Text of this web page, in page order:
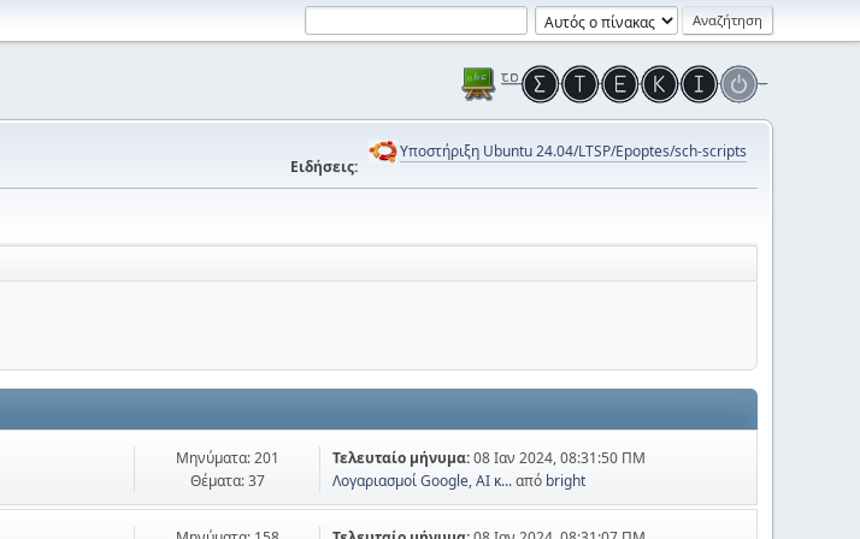
Ειδήσεις:
Υποστήριξη Ubuntu 24.04/LTSP/Epoptes/sch-scripts
Μηνύματα: 201
Θέματα: 37
Τελευταίο μήνυμα:08 Ιαν 2024, 08:31:50 ΠΜ
Λογαριασμοί Google, AI κ...από bright